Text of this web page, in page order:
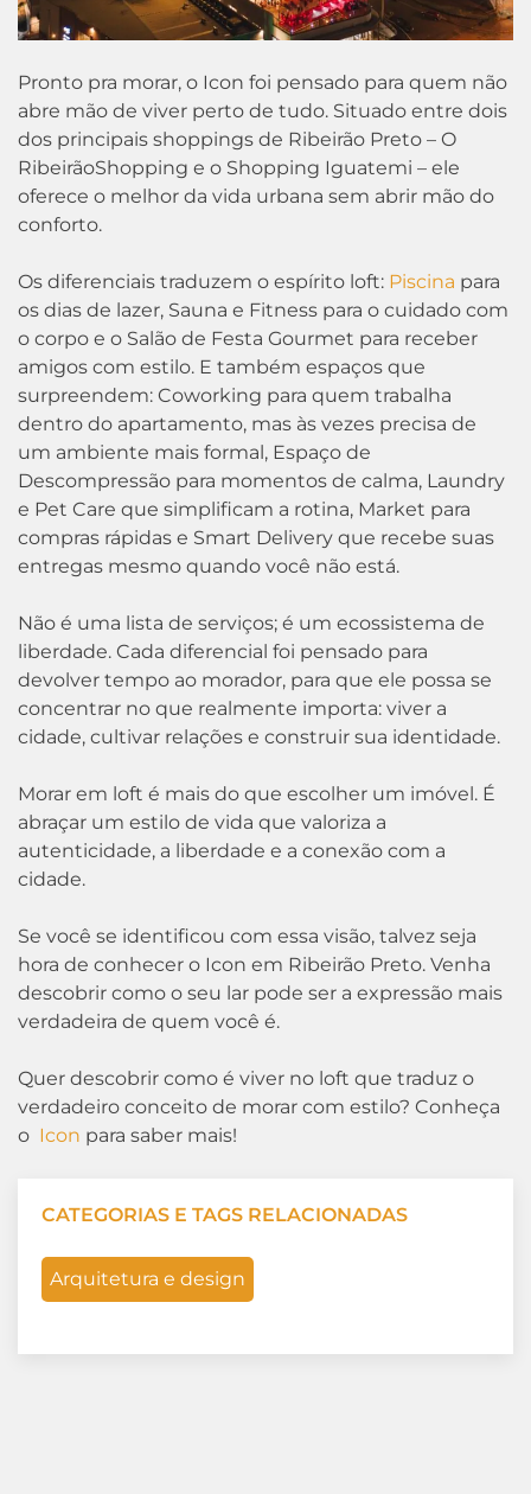
Pronto pra morar, o Icon foi pensado para quem não
abre mão de viver perto de tudo. Situado entre dois
dos principais shoppings de Ribeirão Preto – O
RibeirãoShopping e o Shopping Iguatemi – ele
oferece o melhor da vida urbana sem abrir mão do
conforto.
Os diferenciais traduzem o espírito loft: Piscina para
os dias de lazer, Sauna e Fitness para o cuidado com
o corpo e o Salão de Festa Gourmet para receber
amigos com estilo. E também espaços que
surpreendem: Coworking para quem trabalha
dentro do apartamento, mas às vezes precisa de
um ambiente mais formal, Espaço de
Descompressão para momentos de calma, Laundry
e Pet Care que simplificam a rotina, Market para
compras rápidas e Smart Delivery que recebe suas
entregas mesmo quando você não está.
Não é uma lista de serviços; é um ecossistema de
liberdade. Cada diferencial foi pensado para
devolver tempo ao morador, para que ele possa se
concentrar no que realmente importa: viver a
cidade, cultivar relações e construir sua identidade.
Morar em loft é mais do que escolher um imóvel. É
abraçar um estilo de vida que valoriza a
autenticidade, a liberdade e a conexão com a
cidade.
Se você se identificou com essa visão, talvez seja
hora de conhecer o Icon em Ribeirão Preto. Venha
descobrir como o seu lar pode ser a expressão mais
verdadeira de quem você é.
Quer descobrir como é viver no loft que traduz o
verdadeiro conceito de morar com estilo? Conheça
o Icon para saber mais!
CATEGORIAS E TAGS RELACIONADAS
Arquitetura e design